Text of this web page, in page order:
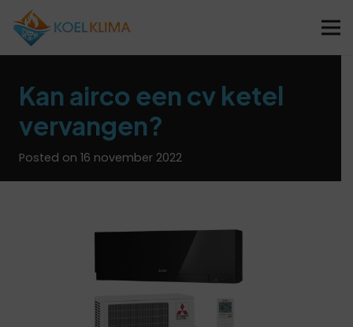
Kan airco een cv ketel
vervangen?
Posted on 16 november 2022